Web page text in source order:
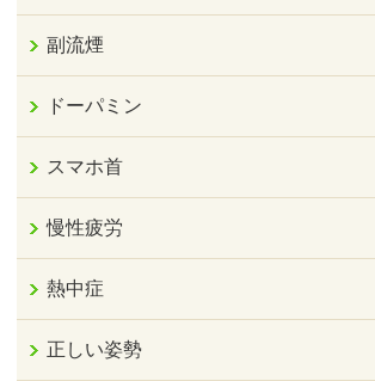
副流煙
ドーパミン
スマホ首
慢性疲労
熱中症
正しい姿勢